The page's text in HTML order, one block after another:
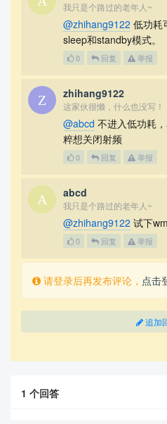
我只是个路过的老年人~
@zhihang9122 低功耗
sleep和standby模式。
0 回复 举报
zhihang9122
这家伙很懒，什么也没写！
@abcd 不进入低功耗
粹想关闭射频
0 回复 举报
abcd
我只是个路过的老年人~
@zhihang9122 试下
0 回复 举报
请登录后再发布评论， 点击
追加
1 个回答